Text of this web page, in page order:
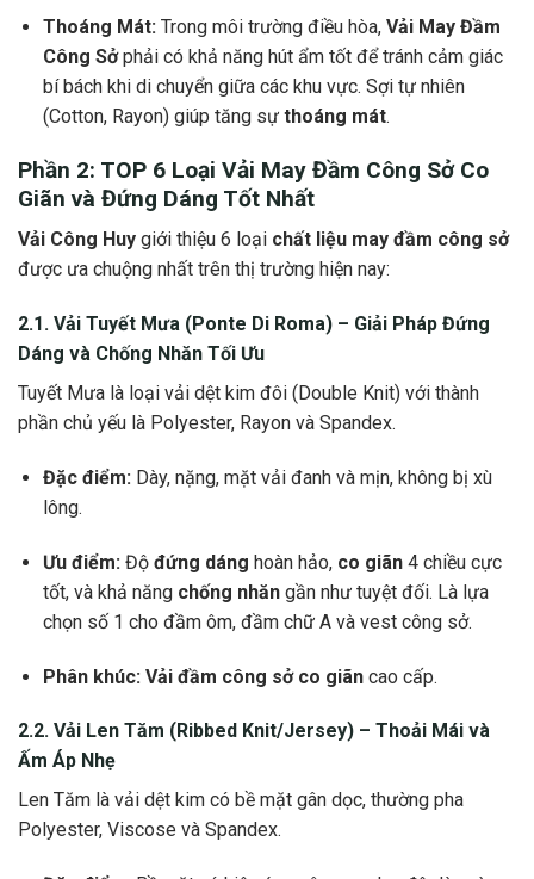
Thoáng Mát:Trong môi trường điều hòa, Vải May Đầm
Công Sởphải có khả năng hút ẩm tốt để tránh cảm giác
bí bách khi di chuyển giữa các khu vực. Sợi tự nhiên
(Cotton, Rayon) giúp tăng sự thoáng mát.
Phần 2: TOP 6 Loại Vải May Đầm Công Sở Co
Giãn và Đứng Dáng Tốt Nhất
Vải Công Huy giới thiệu 6 loại chất liệu may đầm công sở
được ưa chuộng nhất trên thị trường hiện nay:
2.1. Vải Tuyết Mưa (Ponte Di Roma) – Giải Pháp Đứng
Dáng và Chống Nhăn Tối Ưu
Tuyết Mưa là loại vải dệt kim đôi (Double Knit) với thành
phần chủ yếu là Polyester, Rayon và Spandex.
Đặc điểm:Dày, nặng, mặt vải đanh và mịn, không bị xù
lông.
Ưu điểm: Độ đứng dáng hoàn hảo, co giãn4 chiều cực
tốt, và khả năng chống nhăngần như tuyệt đối. Là lựa
chọn số 1 cho đầm ôm, đầm chữ A và vest công sở.
Phân khúc: Vải đầm công sở co giãncao cấp.
2.2. Vải Len Tăm (Ribbed Knit/Jersey) – Thoải Mái và
Ấm Áp Nhẹ
Len Tăm là vải dệt kim có bề mặt gân dọc, thường pha
Polyester, Viscose và Spandex.